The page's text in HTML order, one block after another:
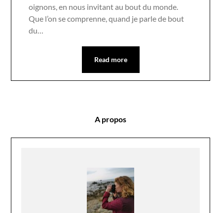
oignons, en nous invitant au bout du monde.
Que l’on se comprenne, quand je parle de bout
du…
Read more
A propos